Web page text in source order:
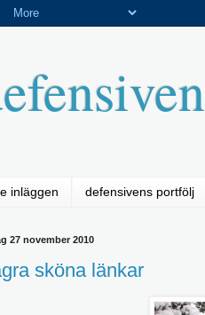
inläggen defensivens portfölj
27 november 2010
sköna länkar